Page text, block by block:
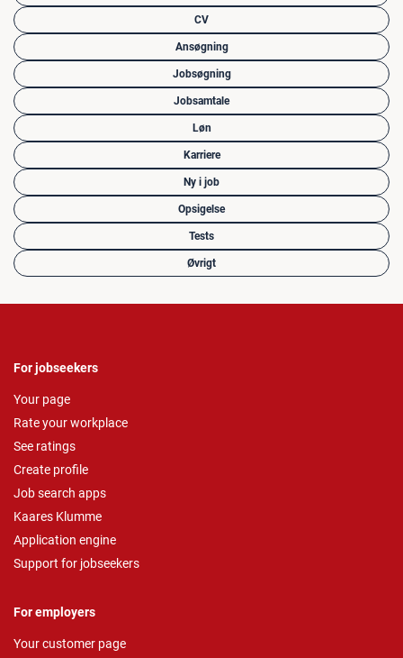
CV
Ansøgning
Jobsøgning
Jobsamtale
Løn
Karriere
Ny i job
Opsigelse
Tests
Øvrigt
For jobseekers
Your page
Rate your workplace
See ratings
Create profile
Job search apps
Kaares Klumme
Application engine
Support for jobseekers
For employers
Your customer page